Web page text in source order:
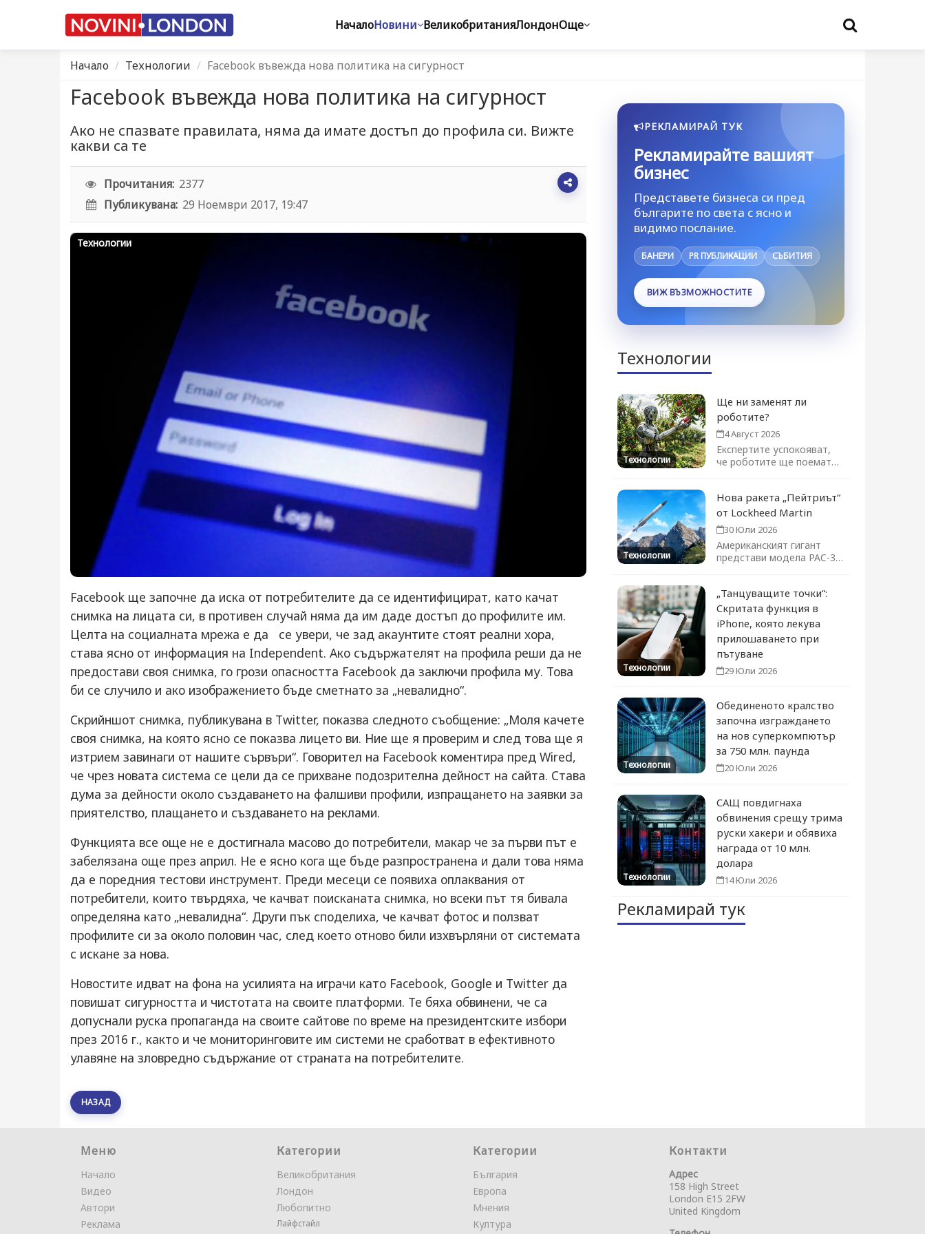
НачалоНовини ВеликобританияЛондонОще
Начало Технологии Facebook въвежда нова политика на сигурност
Facebook въвежда нова политика на сигурност
Ако не спазвате правилата, няма да имате достъп до профила си. Вижте
какви са те
Прочитания: 2377
Публикувана: 29 Ноември 2017, 19:47
Технологии
Facebook ще започне да иска от потребителите да се идентифицират, като качат
снимка на лицата си, в противен случай няма да им даде достъп до профилите им.
Целта на социалната мрежа е да се увери, че зад акаунтите стоят реални хора,
става ясно от информация на Independent. Ако съдържателят на профила реши да не
предостави своя снимка, го грози опасността Facebook да заключи профила му. Това
би се случило и ако изображението бъде сметнато за „невалидно“.
Скрийншот снимка, публикувана в Twitter, показва следното съобщение: „Моля качете
своя снимка, на която ясно се показва лицето ви. Ние ще я проверим и след това ще я
изтрием завинаги от нашите сървъри“. Говорител на Facebook коментира пред Wired,
че чрез новата система се цели да се прихване подозрителна дейност на сайта. Става
дума за дейности около създаването на фалшиви профили, изпращането на заявки за
приятелство, плащането и създаването на реклами.
Функцията все още не е достигнала масово до потребители, макар че за първи път е
забелязана още през април. Не е ясно кога ще бъде разпространена и дали това няма
да е поредния тестови инструмент. Преди месеци се появиха оплаквания от
потребители, които твърдяха, че качват поисканата снимка, но всеки път тя бивала
определяна като „невалидна“. Други пък споделиха, че качват фотос и ползват
профилите си за около половин час, след което отново били изхвърляни от системата
с искане за нова.
Новостите идват на фона на усилията на играчи като Facebook, Google и Twitter да
повишат сигурността и чистотата на своите платформи. Те бяха обвинени, че са
допуснали руска пропаганда на своите сайтове по време на президентските избори
през 2016 г., както и че мониторинговите им системи не сработват в ефективното
улавяне на зловредно съдържание от страната на потребителите.
НАЗАД
РЕКЛАМИРАЙ ТУК
Рекламирайте вашият
бизнес
Представете бизнеса си пред
българите по света с ясно и
видимо послание.
БАНЕРИ PR ПУБЛИКАЦИИ СЪБИТИЯ
ВИЖ ВЪЗМОЖНОСТИТЕ
Технологии
Технологии
Ще ни заменят ли
роботите?
4 Август 2026
Експертите успокояват,
че роботите ще поемат
Технологии
Нова ракета „Пейтриът“
от Lockheed Martin
30 Юли 2026
Американският гигант
представи модела PAC-3
прехващач...
Технологии
„Танцуващите точки“:
Скритата функция в
iPhone, която лекува
прилошаването при
пътуване
29 Юли 2026
Технологии
Обединеното кралство
започна изграждането
на нов суперкомпютър
за 750 млн. паунда
20 Юли 2026
Технологии
САЩ повдигнаха
обвинения срещу трима
руски хакери и обявиха
награда от 10 млн.
долара
14 Юли 2026
Рекламирай тук
Меню
Начало
Видео
Автори
Реклама
Категории
Великобритания
Лондон
Любопитно
Лайфстайл
Категории
България
Европа
Мнения
Култура
Контакти
Адрес
158 High Street
London E15 2FW
United Kingdom